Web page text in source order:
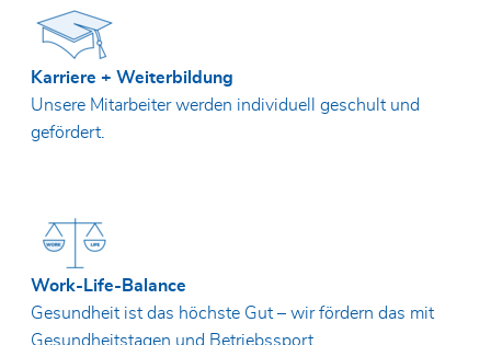
Karriere + Weiterbildung
Unsere Mitarbeiter werden individuell geschult und
gefördert.
Work-Life-Balance
Gesundheit ist das höchste Gut – wir fördern das mit
Gesundheitstagen und Betriebssport.